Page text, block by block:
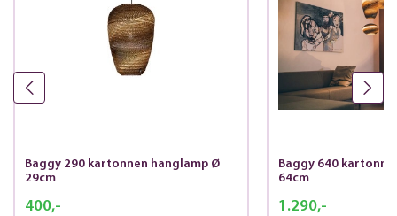
Baggy 290 kartonnen hanglamp Ø
29cm
400,-
Baggy 640
64cm
1.290,-